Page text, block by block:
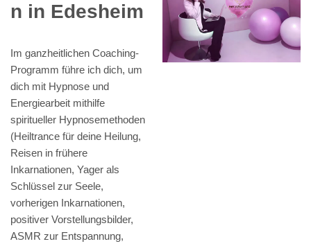
n in Edesheim
Im ganzheitlichen Coaching-
Programm führe ich dich, um
dich mit Hypnose und
Energiearbeit mithilfe
spiritueller Hypnosemethoden
(Heiltrance für deine Heilung,
Reisen in frühere
Inkarnationen, Yager als
Schlüssel zur Seele,
vorherigen Inkarnationen,
positiver Vorstellungsbilder,
ASMR zur Entspannung,